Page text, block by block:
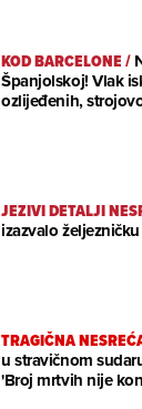
KOD BARCELONE/
Španjolskoj! Vlak
ozlijeđenih,
JEZIVI DETALJI
izazvalo
TRAGIČNA
u stravičnom
'Broj mrtvih nije